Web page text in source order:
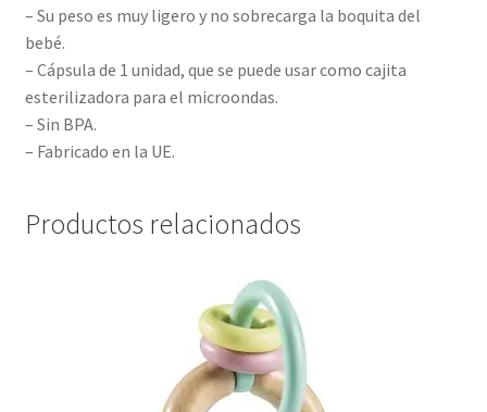
– Su peso es muy ligero y no sobrecarga la boquita del
bebé.
– Cápsula de 1 unidad, que se puede usar como cajita
esterilizadora para el microondas.
– Sin BPA.
– Fabricado en la UE.
Productos relacionados